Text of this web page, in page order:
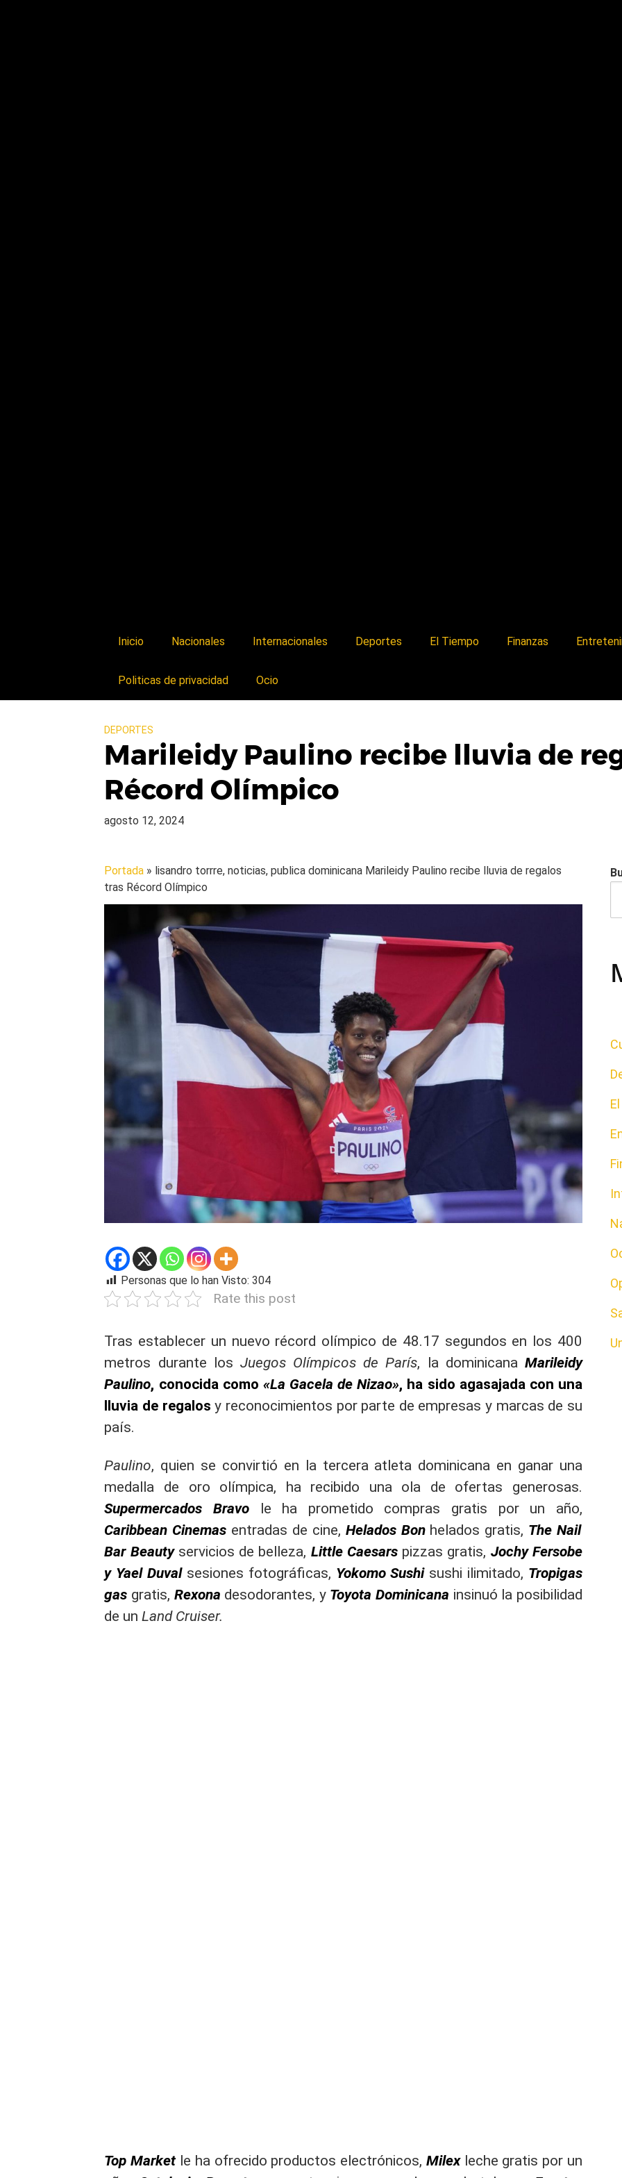
Inicio Nacionales Internacionales Deportes El Tiempo Finanzas
Politicas de privacidad Ocio
DEPORTES
Marileidy Paulino recibe lluvia de
Récord Olímpico
agosto 12, 2024
Portada » lisandro torrre, noticias, publica dominicana Marileidy Paulino recibe lluvia de regalos
tras Récord Olímpico
Personas que lo han Visto: 304
Rate this post
Tras establecer un nuevo récord olímpico de 48.17 segundos en los 400
metros durante los Juegos Olímpicos de París, la dominicana Marileidy
Paulino, conocida como «La Gacela de Nizao», ha sido agasajada con una
lluvia de regalos y reconocimientos por parte de empresas y marcas de su
país.
Paulino, quien se convirtió en la tercera atleta dominicana en ganar una
medalla de oro olímpica, ha recibido una ola de ofertas generosas.
Supermercados Bravo
le ha prometido compras gratis por un año,
Caribbean Cinemas entradas de cine, Helados Bonhelados gratis, The Nail
Bar Beautyservicios de belleza, Little Caesarspizzas gratis, Jochy Fersobe
y Yael Duvalsesiones fotográficas, Yokomo Sushi sushi ilimitado, Tropigas
gas gratis, Rexona desodorantes, y Toyota Dominicana insinuó la posibilidad
de un Land Cruiser.
Top Market le ha ofrecido productos electrónicos, Milexleche gratis por un